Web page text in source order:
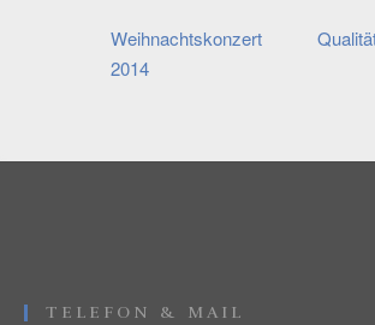
Weihnachtskonzert
2014
TELEFON & MAIL